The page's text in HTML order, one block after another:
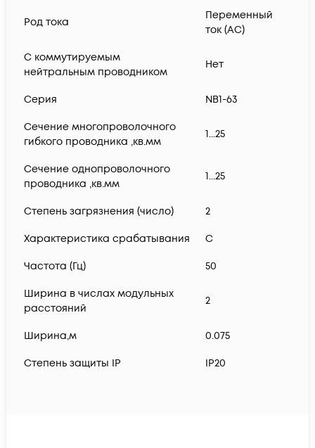
Род тока
Переменный
ток (AC)
С коммутируемым
нейтральным проводником
Нет
Серия NB1-63
Сечение многопроволочного
гибкого проводника ,кв.мм
1...25
Сечение однопроволочного
проводника ,кв.мм
1...25
Степень загрязнения (число) 2
Характеристика срабатывания C
Частота (Гц) 50
Ширина в числах модульных
расстояний
2
Ширина,м 0.075
Степень защиты IP IP20